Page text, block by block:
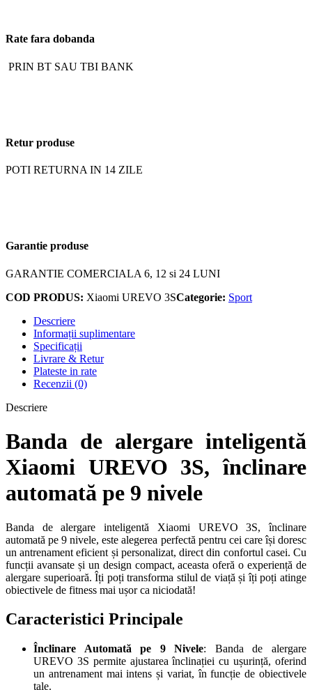
Rate fara dobanda
PRIN BT SAU TBI BANK
Retur produse
POTI RETURNA IN 14 ZILE
Garantie produse
GARANTIE COMERCIALA 6, 12 si 24 LUNI
COD PRODUS: Xiaomi UREVO 3SCategorie: Sport
Descriere
Informații suplimentare
Specificații
Livrare & Retur
Plateste in rate
Recenzii (0)
Descriere
Banda de alergare inteligentă
Xiaomi UREVO 3S, înclinare
automată pe 9 nivele
Banda de alergare inteligentă Xiaomi UREVO 3S, înclinare
automată pe 9 nivele, este alegerea perfectă pentru cei care își doresc
un antrenament eficient și personalizat, direct din confortul casei. Cu
funcții avansate și un design compact, aceasta oferă o experiență de
alergare superioară. Îți poți transforma stilul de viață și îți poți atinge
obiectivele de fitness mai ușor ca niciodată!
Caracteristici Principale
Înclinare Automată pe 9 Nivele: Banda de alergare
UREVO 3S permite ajustarea înclinației cu ușurință, oferind
un antrenament mai intens și variat, în funcție de obiectivele
tale.